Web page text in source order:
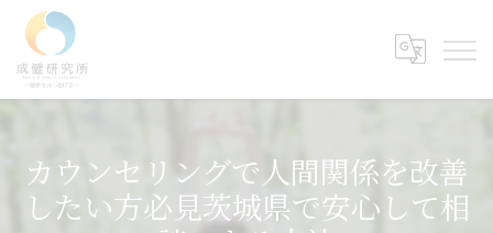
カウンセリングで人間関係を改善
したい方必見茨城県で安心して相